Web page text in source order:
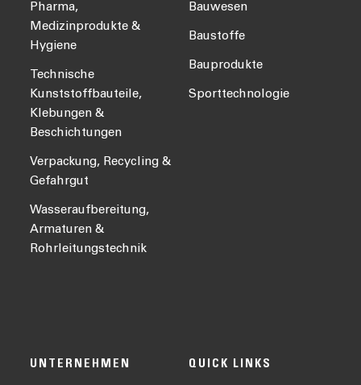
Pharma,
Medizinprodukte &
Hygiene
Technische
Kunststoffbauteile,
Klebungen &
Beschichtungen
Verpackung, Recycling &
Gefahrgut
Wasseraufbereitung,
Armaturen &
Rohrleitungstechnik
Bauwesen
Baustoffe
Bauprodukte
Sporttechnologie
UNTERNEHMEN QUICK LINKS